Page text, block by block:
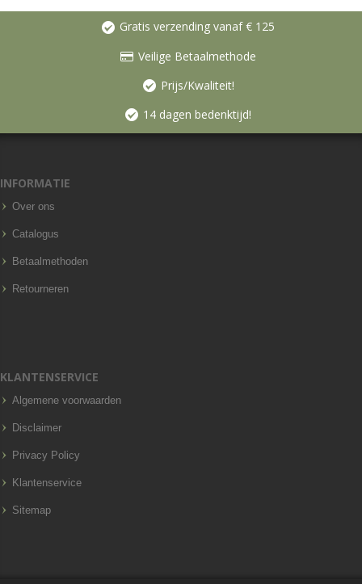
Gratis verzending vanaf € 125
Veilige Betaalmethode
Prijs/Kwaliteit!
14 dagen bedenktijd!
INFORMATIE
Over ons
Catalogus
Betaalmethoden
Retourneren
KLANTENSERVICE
Algemene voorwaarden
Disclaimer
Privacy Policy
Klantenservice
Sitemap